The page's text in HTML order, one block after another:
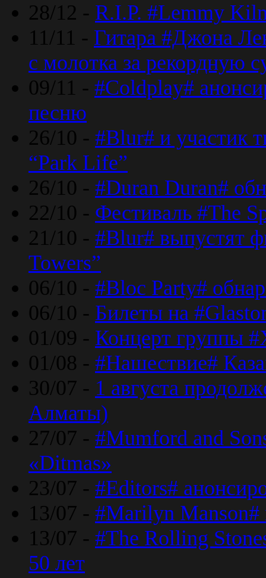
28/12 - R.I.P. #Lemmy
11/11 - Гитара #Джона
с молотка за рекордную
09/11 - #Coldplay#
песню
26/10 - #Blur# и участик
“Park Life”
26/10 - #Duran Duran#
22/10 - Фестиваль #The
21/10 - #Blur# выпустят
Towers”
06/10 - #Bloc Party#
06/10 - Билеты на
01/09 - Концерт группы
01/08 - #Нашествие#
30/07 - 1 августа
Алматы)
27/07 - #Mumford and
«Ditmas»
23/07 - #Editors#
13/07 - #Marilyn Manson#
13/07 - #The Rolling
50 лет